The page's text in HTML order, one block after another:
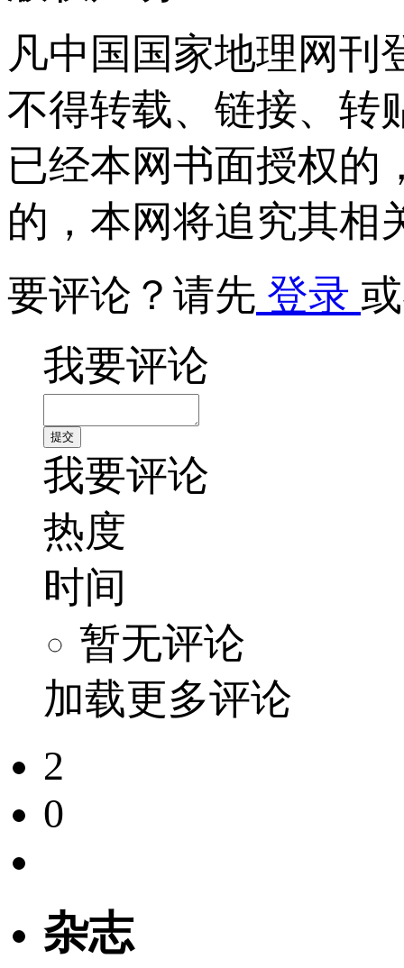
凡中国国家地理网刊
不得转载、链接、转
已经本网书面授权的
的，本网将追究其相
要评论？请先 登录
我要评论
我要评论
热度
时间
暂无评论
加载更多评论
2
0
杂志